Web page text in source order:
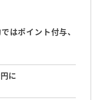
はポイント付与、
に